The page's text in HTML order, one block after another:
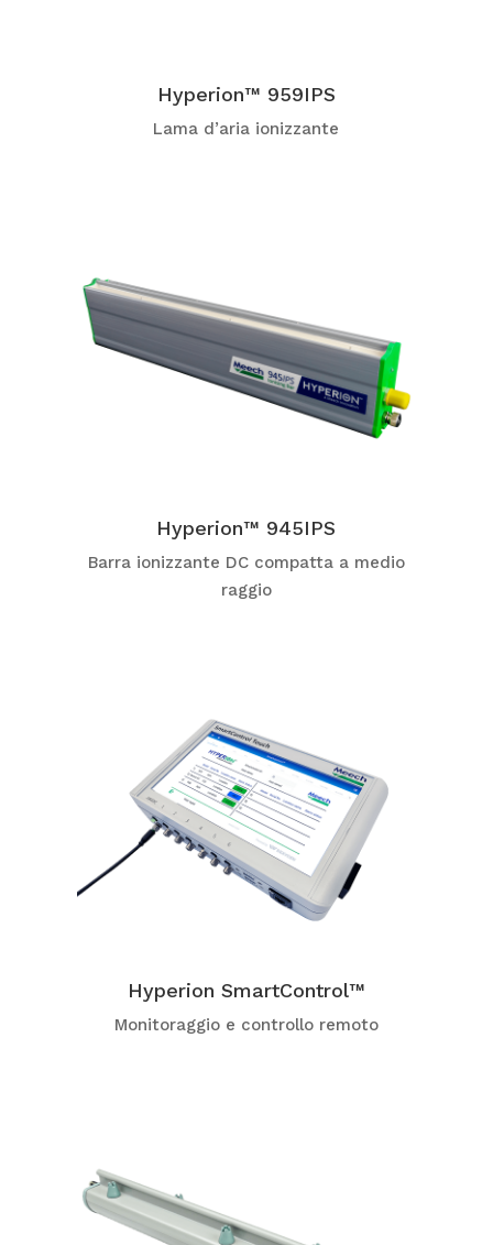
Hyperion™ 959IPS
Lama d’aria ionizzante
Hyperion™ 945IPS
Barra ionizzante DC compatta a medio
raggio
Hyperion SmartControl™
Monitoraggio e controllo remoto